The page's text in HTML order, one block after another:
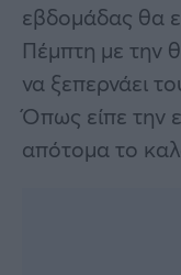
εβδομάδας θα
Πέμπτη με την
να ξεπερνάει
Όπως είπε την
απότομα το